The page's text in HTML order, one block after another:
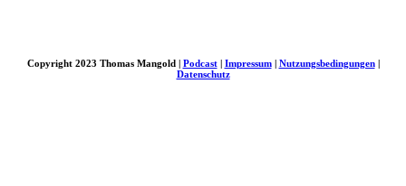
Copyright 2023 Thomas Mangold | Podcast| Impressum| Nutzungsbedingungen|
Datenschutz